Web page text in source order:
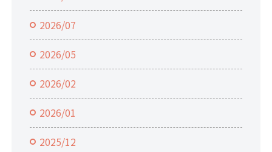
2026/07
2026/05
2026/02
2026/01
2025/12